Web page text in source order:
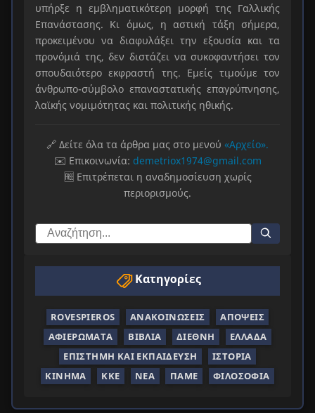
υπήρξε η εμβληματικότερη μορφή της Γαλλικής
Επανάστασης. Κι όμως, η αστική τάξη σήμερα,
προκειμένου να διαφυλάξει την εξουσία και τα
προνόμιά της, δεν διστάζει να συκοφαντήσει τον
σπουδαιότερο εκφραστή της. Εμείς τιμούμε τον
άνθρωπο-σύμβολο επαναστατικής επαγρύπνησης,
λαϊκής νομιμότητας και πολιτικής ηθικής.
🔗 Δείτε όλα τα άρθρα μας στο μενού «Αρχείο».
✉️ Επικοινωνία: demetriox1974@gmail.com
🆓 Επιτρέπεται η αναδημοσίευση χωρίς
περιορισμούς.
Κατηγορίες
ROVESPIEROS ΑΝΑΚΟΙΝΏΣΕΙΣ
ΑΠΌΨΕΙΣ
ΑΦΙΕΡΏΜΑΤΑ
ΒΙΒΛΊΑ ΔΙΕΘΝΉ
ΕΛΛΆΔΑ
ΕΠΙΣΤΉΜΗ ΚΑΙ ΕΚΠΑΊΔΕΥΣΗ
ΙΣΤΟΡΊΑ
ΚΊΝΗΜΑ
ΚΚΕ ΝΈΑ ΠΑΜΕ ΦΙΛΟΣΟΦΊΑ